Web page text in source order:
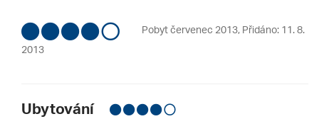
Pobyt červenec 2013, Přidáno: 11. 8.
2013
Ubytování